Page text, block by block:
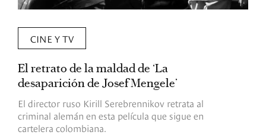
CINE Y TV
El retrato de la maldad de ‘La
desaparición de Josef Mengele’
El director ruso Kirill Serebrennikov retrata al
criminal alemán en esta película que sigue en
cartelera colombiana.